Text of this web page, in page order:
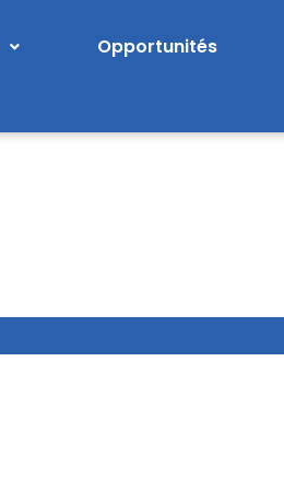
Opportunités